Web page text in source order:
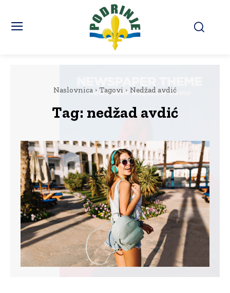
Naslovnica Tagovi Nedžad avdić
Tag: nedžad avdić